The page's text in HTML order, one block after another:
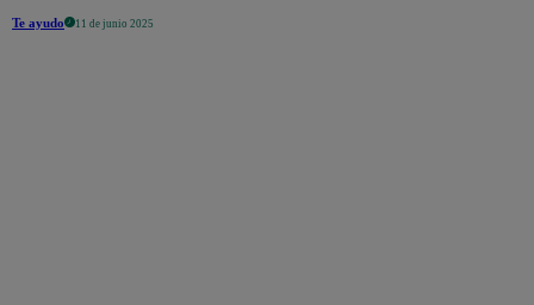
Te ayudo 11 de junio 2025